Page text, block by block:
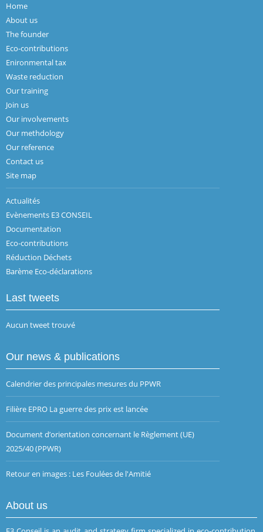
Home
About us
The founder
Eco-contributions
Enironmental tax
Waste reduction
Our training
Join us
Our involvements
Our methdology
Our reference
Contact us
Site map
Actualités
Evènements E3 CONSEIL
Documentation
Eco-contributions
Réduction Déchets
Barème Eco-déclarations
Last tweets
Aucun tweet trouvé
Our news & publications
Calendrier des principales mesures du PPWR
Filière EPRO La guerre des prix est lancée
Document d’orientation concernant le Règlement (UE)
2025/40 (PPWR)
Retour en images : Les Foulées de l'Amitié
About us